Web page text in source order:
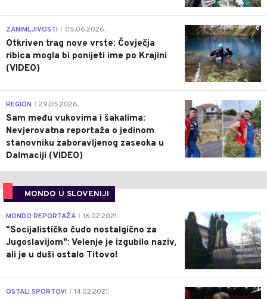
0
ZANIMLJIVOSTI 05.06.2026.
Otkriven trag nove vrste: Čovječja
ribica mogla bi ponijeti ime po Krajini
(VIDEO)
0
REGION 29.05.2026.
Sam među vukovima i šakalima:
Nevjerovatna reportaža o jedinom
stanovniku zaboravljenog zaseoka u
Dalmaciji (VIDEO)
MONDO U SLOVENIJI
4
MONDO REPORTAŽA 16.02.2021.
"Socijalističko čudo nostalgično za
Jugoslavijom": Velenje je izgubilo naziv,
ali je u duši ostalo Titovo!
1
OSTALI SPORTOVI 14.02.2021.